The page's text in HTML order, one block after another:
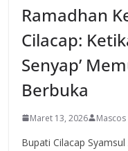
Ramadhan
Cilacap:
Senyap’
Berbuka
Maret 13, 2026 Mascos
Bupati Cilacap